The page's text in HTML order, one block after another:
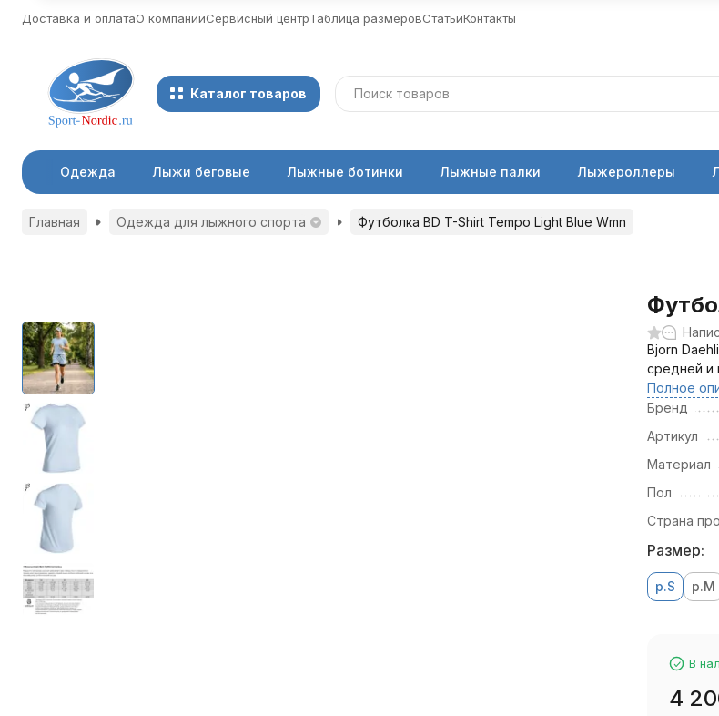
Доставка и оплатаО компанииСервисный центрТаблица размеровСтатьиКонтакты
Каталог товаров
Одежда Лыжи беговые Лыжные ботинки Лыжные палки Лыжероллеры
Главная Одежда для лыжного спорта Футболка BD T-Shirt Tempo Light Blue Wmn
Bjorn
средней и
Полное
Бренд
Артикул
Материал
Пол
Страна
Размер:
р.S р.M
В
4